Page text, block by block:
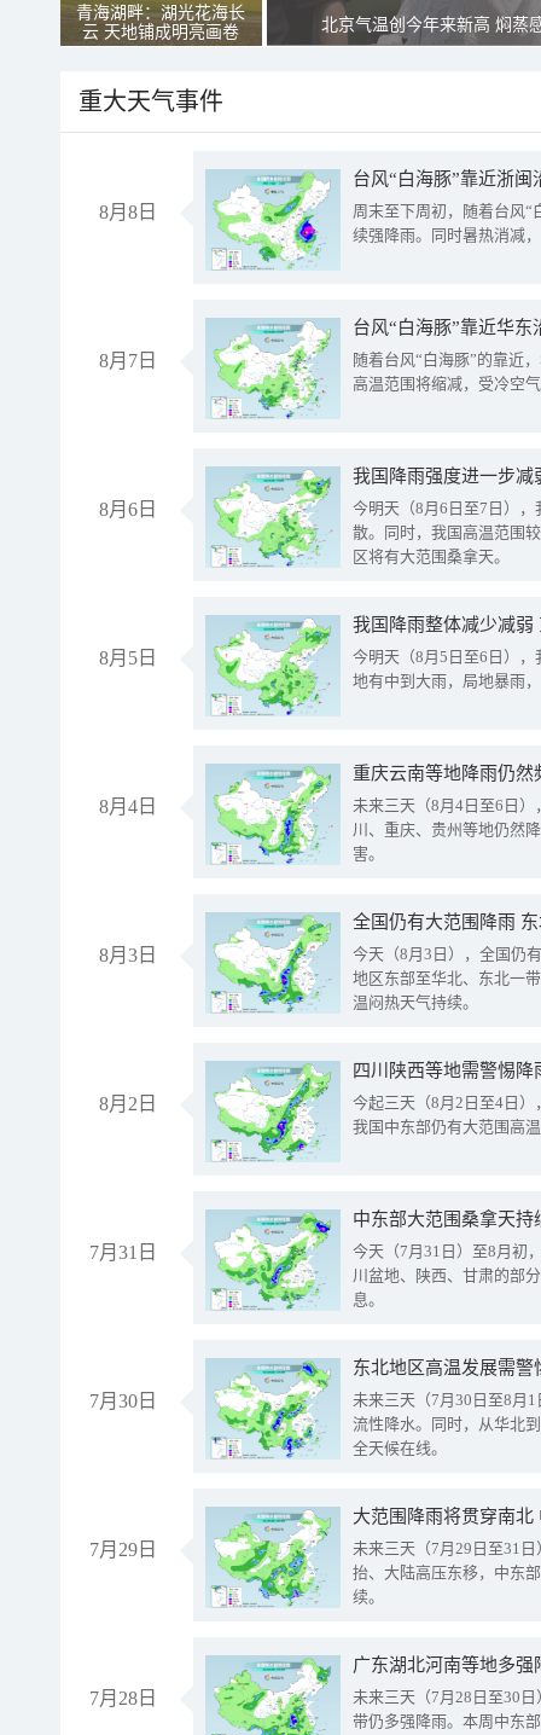
青海湖畔：湖光花海长
云 天地铺成明亮画卷
北京气温创今年来新高 焖蒸
重大天气事件
8月8日
台风“白海豚”靠近浙
周末至下周初，随着台风“
续强降雨。同时暑热消减
8月7日
台风“白海豚”靠近华
随着台风“白海豚”的靠近
高温范围将缩减，受冷空
8月6日
今明天（8月6日至7日）
散。同时，我国高温范围
区将有大范围桑拿天。
8月5日
我国降雨整体减少减弱
今明天（8月5日至6日）
地有中到大雨，局地暴雨
8月4日
重庆云南等地降雨仍然
未来三天（8月4日至6日
川、重庆、贵州等地仍然
害。
8月3日
全国仍有大范围降雨
今天（8月3日），全国仍
地区东部至华北、东北一
温闷热天气持续。
8月2日
今起三天（8月2日至4日
我国中东部仍有大范围高
7月31日
中东部大范围桑拿天
今天（7月31日）至8月初
川盆地、陕西、甘肃的部
息。
7月30日
东北地区高温发展需
未来三天（7月30日至8月
流性降水。同时，从华北
全天候在线。
7月29日
大范围降雨将贯穿南
未来三天（7月29日至31
抬、大陆高压东移，中东
续。
7月28日
广东湖北河南等地多
未来三天（7月28日至30
带仍多强降雨。本周中东